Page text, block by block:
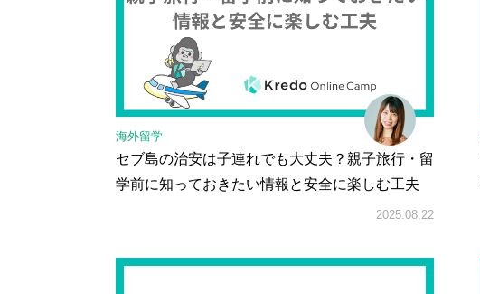
海外留学
セブ島の治安は子連れでも大丈夫？親子旅行・留
学前に知っておきたい情報と安全に楽しむ工夫
2025.08.22